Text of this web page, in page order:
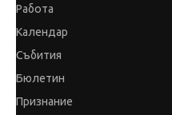
Работа
Календар
Събития
Бюлетин
Признание